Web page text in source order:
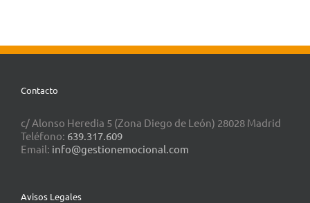
Contacto
c/ Alonso Heredia 5 (Zona Diego de León) 28028 Madrid
Teléfono: 639.317.609
Email: info@gestionemocional.com
Avisos Legales